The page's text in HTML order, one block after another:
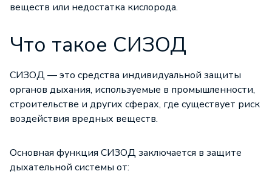
веществ или недостатка кислорода.
Что такое СИЗОД
СИЗОД — это средства индивидуальной защиты
органов дыхания, используемые в промышленности,
строительстве и других сферах, где существует риск
воздействия вредных веществ.
Основная функция СИЗОД заключается в защите
дыхательной системы от: